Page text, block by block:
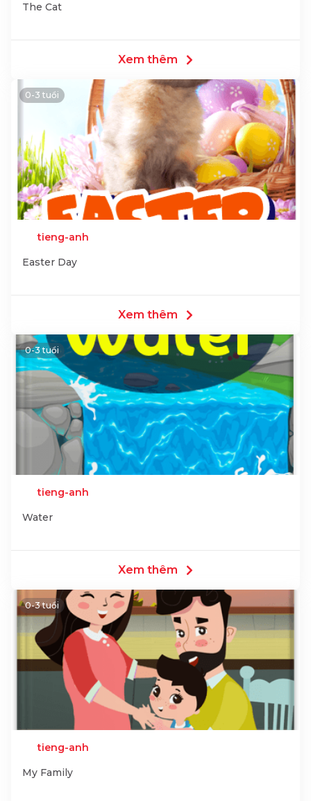
The Cat
Xem thêm
0-3 tuổi
tieng-anh
Easter Day
Xem thêm
0-3 tuổi
tieng-anh
Water
Xem thêm
0-3 tuổi
tieng-anh
My Family